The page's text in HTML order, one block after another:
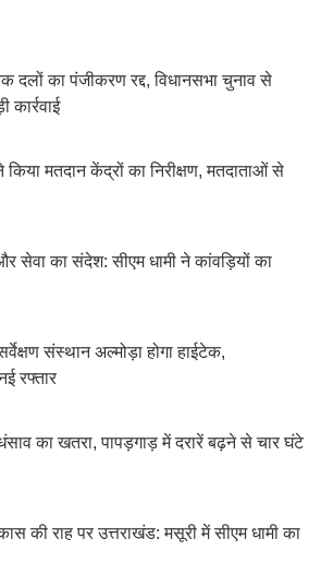
दलों का पंजीकरण रद्द, विधानसभा चुनाव से
किया मतदान केंद्रों का निरीक्षण, मतदाताओं से
सेवा का संदेश: सीएम धामी ने कांवड़ियों का
संस्थान अल्मोड़ा होगा हाईटेक,
रफ्तार
का खतरा, पापड़गाड़ में दरारें बढ़ने से चार घंटे
की राह पर उत्तराखंड: मसूरी में सीएम धामी का